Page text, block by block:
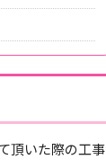
頂いた際の工事